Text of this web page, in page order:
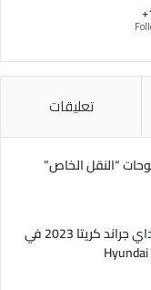
تعليقات
“النقل الخاص”
مواصفات وأسعار هيونداي جراند كريتا 2023 في